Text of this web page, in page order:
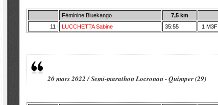
Féminine Bluekango 7,5 km
11
LUCCHETTA Sabine 35:55 1 M3F
20 mars 2022 / Semi-marathon Locronan - Quimper (29)